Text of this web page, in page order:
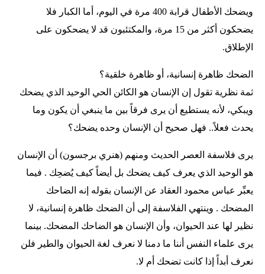
ويضحك الأطفال قرابة 400 مرة في اليوم، أما الكبار فلا
يضحكون أكثر من 15 مرة، والمكتئبون قد لا يضحكون على
الإطلاق.
الضحك ظاهرة إنسانية، أو ظاهرة خلقية؟
ثمة نظرية تقول إن الإنسان هو الكائن الحي الوحيد الذي يضحك
ويبكي، لأنه يستطيع أن يرى فرقاً بين ما ينبغي أن يكون وما
يحدث فعلاً.. فهل صحيح أن الإنسان وحده يضحك؟
يرى فلاسفة العصر الحديث ومنهم (هنري برجسون) أن الإنسان
هو الوحيد الذي يعرف كيف يضحك بل أيضاً كيف يُضحِك . فيما
يعبِّر عباس محمود العقاد عن الإنسان بقوله إنه الضاحك
المضحك . وينتهي الفلاسفة إلى أن الضحك ظاهرة إنسانية، لا
نظير لها عند الحيوان، وأن الإنسان هو الضاحك المضحك. بينما
يرى علماء النفس أننا ما دمنا لا نعرف لغة الحيوان والطير فلن
نعرف أبداً إذا كانت تضحك أم لا.